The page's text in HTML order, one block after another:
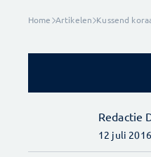
Home Artikelen Kussend
Redactie
12 juli 2016